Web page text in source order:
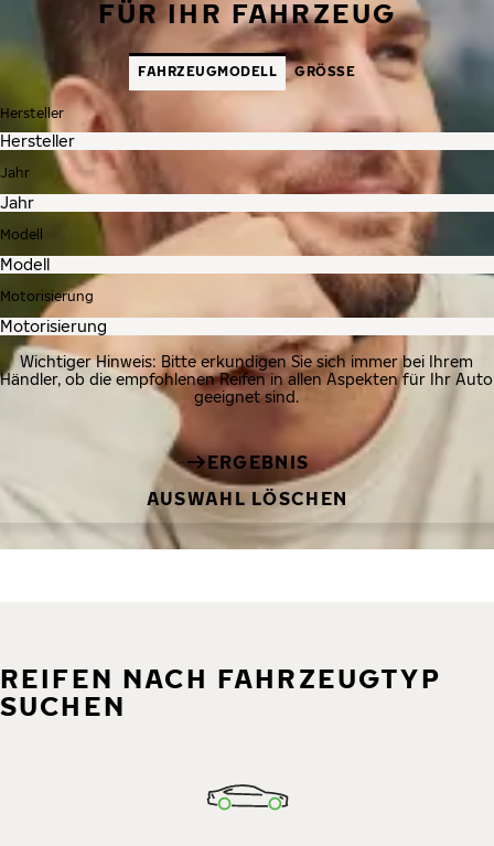
FÜR IHR FAHRZEUG
FAHRZEUGMODELL GRÖSSE
Hersteller
Jahr
Modell
Motorisierung
Wichtiger Hinweis: Bitte erkundigen Sie sich immer bei Ihrem
Händler, ob die empfohlenen Reifen in allen Aspekten für Ihr Auto
geeignet sind.
ERGEBNIS
AUSWAHL LÖSCHEN
REIFEN NACH FAHRZEUGTYP
SUCHEN